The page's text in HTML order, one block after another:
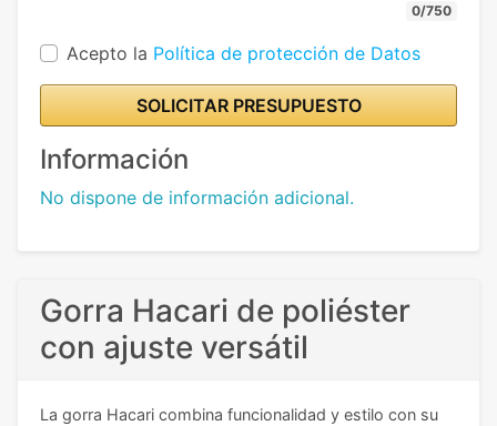
0/750
Acepto la Política de protección de Datos
SOLICITAR PRESUPUESTO
Información
No dispone de información adicional.
Gorra Hacari de poliéster
con ajuste versátil
La gorra Hacari combina funcionalidad y estilo con su